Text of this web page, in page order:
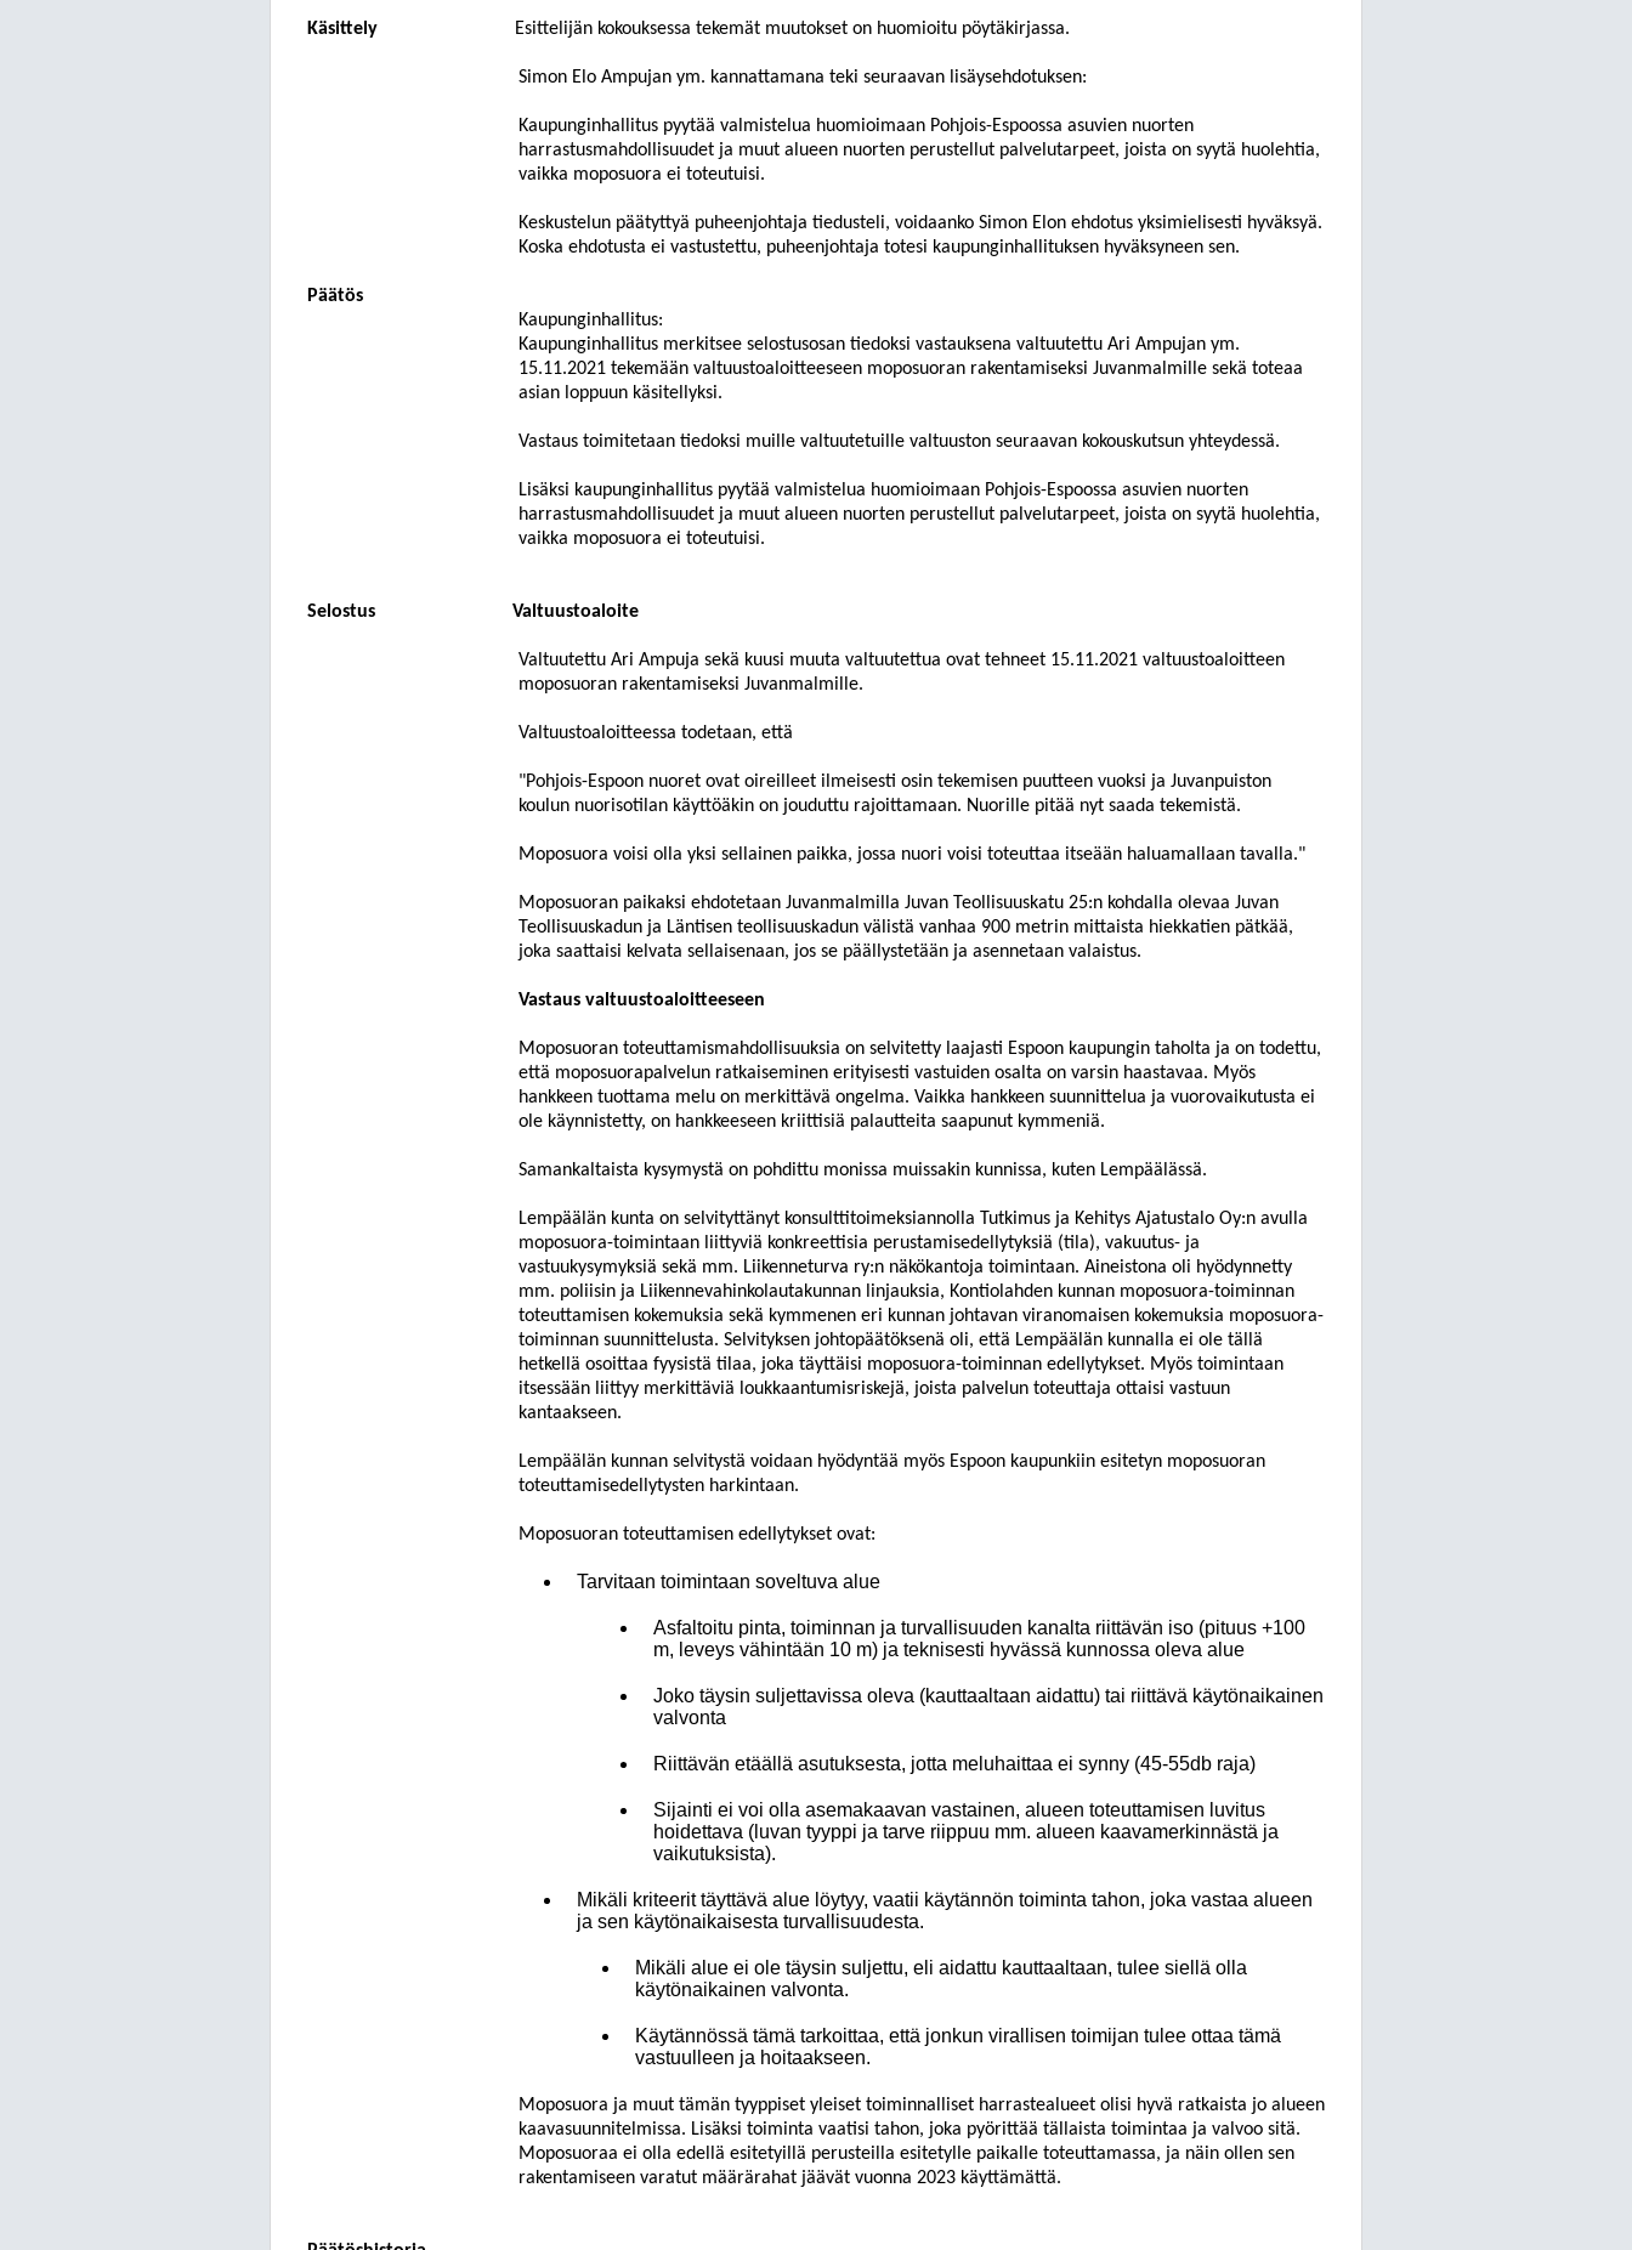
Käsittely Esittelijän kokouksessa tekemät muutokset on huomioitu pöytäkirjassa.
Simon Elo Ampujan ym. kannattamana teki seuraavan lisäysehdotuksen:
Kaupunginhallitus pyytää valmistelua huomioimaan Pohjois-Espoossa asuvien nuorten
harrastusmahdollisuudet ja muut alueen nuorten perustellut palvelutarpeet, joista on syytä huolehtia,
vaikka moposuora ei toteutuisi.
Keskustelun päätyttyä puheenjohtaja tiedusteli, voidaanko Simon Elonehdotus yksimielisesti hyväksyä.
Koska ehdotusta ei vastustettu, puheenjohtaja totesi kaupunginhallituksen hyväksyneen sen.
Päätös
Kaupunginhallitus:
Kaupunginhallitus merkitsee selostusosan tiedoksi vastauksena valtuutettu Ari Ampujan ym.
15.11.2021 tekemään valtuustoaloitteeseen moposuoran rakentamiseksi Juvanmalmille sekä toteaa
asian loppuun käsitellyksi.
Vastaus toimitetaan tiedoksi muille valtuutetuille valtuuston seuraavan kokouskutsun yhteydessä.
Lisäksi kaupunginhallitus pyytää valmistelua huomioimaan Pohjois-Espoossa asuvien nuorten
harrastusmahdollisuudet ja muut alueen nuorten perustellut palvelutarpeet, joista on syytä huolehtia,
vaikka moposuora ei toteutuisi.
Selostus Valtuustoaloite
Valtuutettu Ari Ampuja sekä kuusi muuta valtuutettua ovat tehneet15.11.2021 valtuustoaloitteen
moposuoran rakentamiseksi Juvanmalmille.
Valtuustoaloiteessa todetaan, että
"Pohjois-Espoon nuoret ovat oireilleet ilmeisesti osin tekemisen puutteen vuoksi ja Juvanpuiston
koulun nuorisotilan käyttöäkin on jouduttu rajoittamaan. Nuorille pitää nyt saada tekemistä.
Moposuora voisi olla yksi sellainen paikka, jossa nuori voisi toteuttaa itseään haluamallaan tavalla."
Moposuoran paikaksi ehdotetaan Juvanmalmilla Juvan Teollisuuskatu 25:n kohdalla olevaa Juvan
Teollisuuskadun ja Läntisen teollisuuskadun välistä vanhaa 900 metrin mittaista hiekkatien pätkää,
joka saattaisi kelvata sellaisenaan, jos se päällystetään ja asennetaan valaistus.
Vastaus valtuustoaloitteeseen
Moposuoran toteuttamismahdollisuuksia on selvitetty laajasti Espoon kaupungin taholta ja on todettu,
että moposuorapalvelun ratkaiseminen erityisesti vastuiden osalta on varsin haastavaa. Myös
hankkeen tuottama melu onmerkittävä ongelma. Vaikka hankkeen suunnittelua ja vuorovaikutusta ei
ole käynnistetty, on hankkeeseen kriittisiä palautteita saapunutkymmeniä.
Samankaltaista kysymystä on pohdittu monissa muissakin kunnissa, kuten Lempäälässä.
Lempäälän kunta on selvityttänyt konsulttitoimeksiannolla Tutkimus ja Kehitys Ajatustalo Oy:n avulla
moposuora-toimintaan liittyviä konkreettisia perustamisedellytyksiä (tila), vakuutus- ja
vastuukysymyksiä sekä mm. Liikenneturva ry:n näkökantoja toimintaan. Aineistona oli hyödynnetty
mm. poliisin ja Liikennevahinkolautakunnan linjauksia, Kontiolahden kunnan moposuora-toiminnan
toteuttamisen kokemuksia sekä kymmenen eri kunnan johtavan viranomaisen kokemuksia moposuora-
toiminnan suunnittelusta. Selvityksen johtopäätöksenä oli, että Lempäälän kunnalla ei ole tällä
hetkellä osoittaa fyysistä tilaa, joka täyttäisi moposuora-toiminnan edellytykset. Myös toimintaan
itsessään liittyy merkittäviä loukkaantumisriskejä, joista palvelun toteuttaja ottaisi vastuun
kantaakseen.
Lempäälän kunnan selvitystä voidaan hyödyntää myös Espoon kaupunkiin esitetyn moposuoran
toteuttamisedellytysten harkintaan.
Moposuoran toteuttamisen edellytykset ovat:
Tarvitaan toimintaan soveltuva alue
Asfaltoitu pinta, toiminnan ja turvallisuuden kanalta riittävän iso (pituus +100
m, leveys vähintään 10 m) ja teknisesti hyvässä kunnossa oleva alue
Joko täysin suljettavissa oleva (kauttaaltaan aidattu) tai riittävä käytönaikainen
valvonta
Riittävän etäällä asutuksesta, jotta meluhaittaa ei synny (45-55db raja)
Sijainti ei voi olla asemakaavan vastainen, alueen toteuttamisen luvitus
hoidettava (luvan tyyppi ja tarve riippuu mm. alueen kaavamerkinnästä ja
vaikutuksista).
Mikäli kriteerit täyttävä alue löytyy, vaatii käytännön toiminta tahon, joka vastaa al ueen
ja sen käytönaikaisesta turvallisuudesta.
Mikäli alue ei ole täysin suljettu, eli aidattu kauttaaltaan, tulee siellä olla
käytönaikainen valvonta.
Käytännössä tämä tarkoittaa, että jonkun virallisen toimijan tulee ottaa tämä
vastuulleen ja hoitaakseen.
Moposuora ja muut tämän tyyppiset yleiset toiminnalliset harrastealueet olisi hyvä ratkaista jo alueen
kaavasuunnitelmissa. Lisäksi toiminta vaatisi tahon, joka pyörittää tällaista toimintaa ja valvoo sitä.
Moposuoraa ei olla edellä esitetyillä perusteilla esitetylle paikalle toteuttamassa, ja näin ollen sen
rakentamiseen varatut määrärahat jäävät vuonna 2023 käyttämättä.